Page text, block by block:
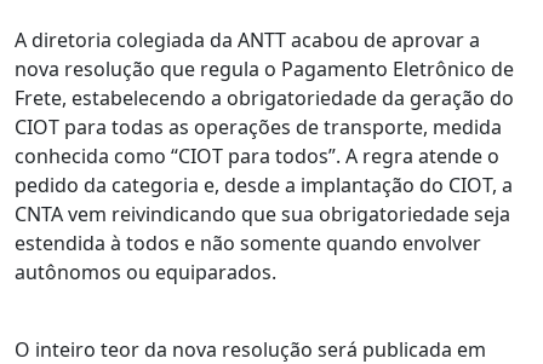
A diretoria colegiada da ANTT acabou de aprovar a
nova resolução que regula o Pagamento Eletrônico de
Frete, estabelecendo a obrigatoriedade da geração do
CIOT para todas as operações de transporte, medida
conhecida como “CIOT para todos”. A regra atende o
pedido da categoria e, desde a implantação do CIOT, a
CNTA vem reivindicando que sua obrigatoriedade seja
estendida à todos e não somente quando envolver
autônomos ou equiparados.
O inteiro teor da nova resolução será publicada em